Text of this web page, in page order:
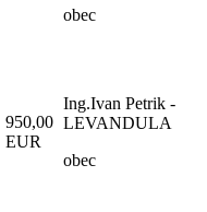
obec
950,00
EUR
Ing.Ivan Petrik -
LEVANDULA
obec